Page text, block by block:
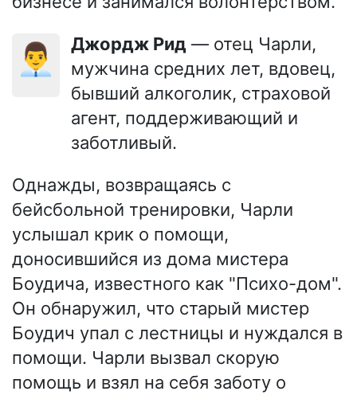
👨‍💼 Джордж Рид — отец Чарли,
мужчина средних лет, вдовец,
бывший алкоголик, страховой
агент, поддерживающий и
заботливый.
Однажды, возвращаясь с
бейсбольной тренировки, Чарли
услышал крик о помощи,
доносившийся из дома мистера
Боудича, известного как "Психо-дом".
Он обнаружил, что старый мистер
Боудич упал с лестницы и нуждался в
помощи. Чарли вызвал скорую
помощь и взял на себя заботу о